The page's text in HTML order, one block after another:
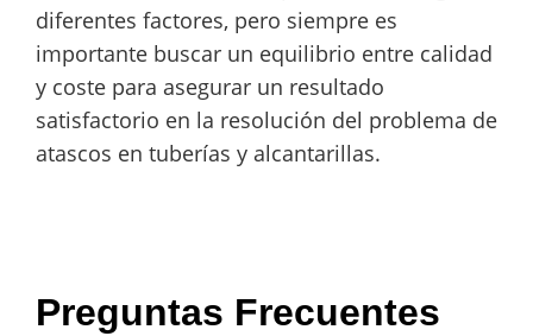
diferentes factores, pero siempre es
importante buscar un equilibrio entre calidad
y coste para asegurar un resultado
satisfactorio en la resolución del problema de
atascos en tuberías y alcantarillas.
Preguntas Frecuentes